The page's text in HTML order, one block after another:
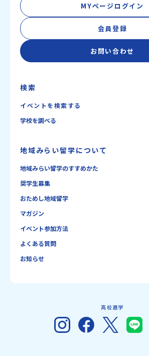
MYページログイン
会員登録
お問い合わせ
検索
イベントを検索する
学校を調べる
地域みらい留学について
地域みらい留学のすすめかた
奨学生募集
おためし地域留学
マガジン
イベント参加方法
よくある質問
お知らせ
高校進学